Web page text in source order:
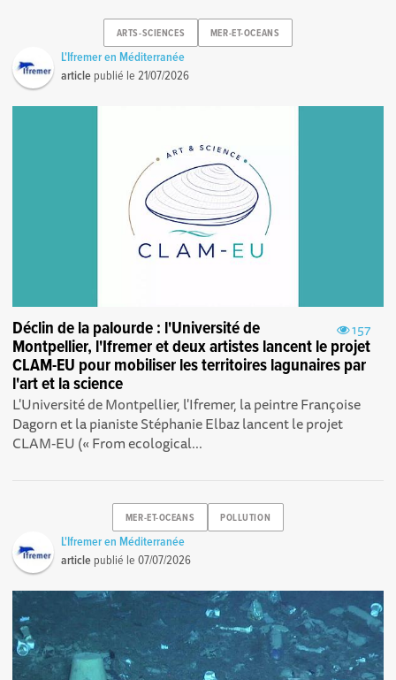
ARTS-SCIENCES MER-ET-OCEANS
L'Ifremer en Méditerranée
article publié le21/07/2026
157
Déclin de la palourde : l'Université de
Montpellier, l'Ifremer et deux artistes lancent le projet
CLAM-EU pour mobiliser les territoires lagunaires par
l'art et la science
L'Université de Montpellier, l'Ifremer, la peintre Françoise
Dagorn et la pianiste Stéphanie Elbaz lancent le projet
CLAM-EU (« From ecological...
MER-ET-OCEANS POLLUTION
L'Ifremer en Méditerranée
article publié le07/07/2026